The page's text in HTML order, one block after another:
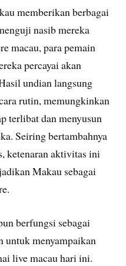
memberikan berbagai
nasib mereka
macau, para pemain
percayai akan
undian langsung
rutin, memungkinkan
terlibat dan menyusun
Seiring bertambahnya
ketenaran aktivitas ini
Makau sebagai
berfungsi sebagai
untuk menyampaikan
live macau hari ini.